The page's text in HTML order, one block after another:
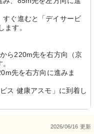
ぐ進むと「デイサービ
ます。
ら220m先を右方向（京
先を右方向に進みま
ス 健康アスモ」に到着し
2026/06/16 更新